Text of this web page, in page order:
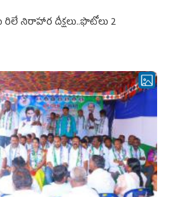
నిరాహార దీక్షలు..ఫొటోలు 2